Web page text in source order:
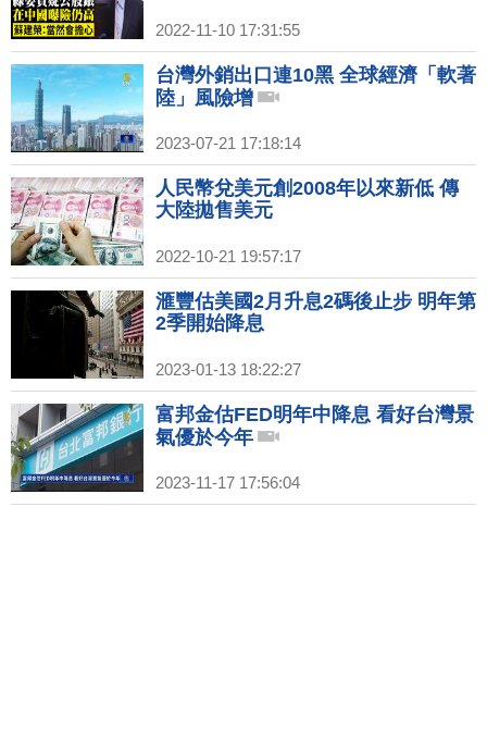
2022-11-10 17:31:55
台灣外銷出口連10黑 全球經濟「軟著
陸」風險增
2023-07-21 17:18:14
人民幣兌美元創2008年以來新低 傳
大陸拋售美元
2022-10-21 19:57:17
滙豐估美國2月升息2碼後止步 明年第
2季開始降息
2023-01-13 18:22:27
富邦金估FED明年中降息 看好台灣景
氣優於今年
2023-11-17 17:56:04